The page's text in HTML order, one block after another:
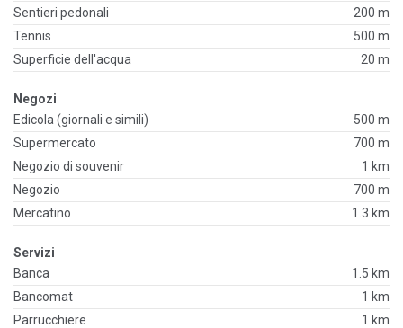
Sentieri pedonali
200 m
Tennis
500 m
Superficie dell'acqua
20 m
Negozi
Edicola (giornali e simili)
500 m
Supermercato
700 m
Negozio di souvenir
1 km
Negozio
700 m
Mercatino
1.3 km
Servizi
Banca
1.5 km
Bancomat
1 km
Parrucchiere
1 km